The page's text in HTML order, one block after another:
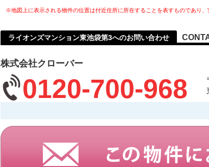
※地図上に表示される物件の位置は付近住所に所在することを表すものであり、
ライオンズマンション東池袋第3へのお問い合わせ
株式会社クローバー
0120-700-968